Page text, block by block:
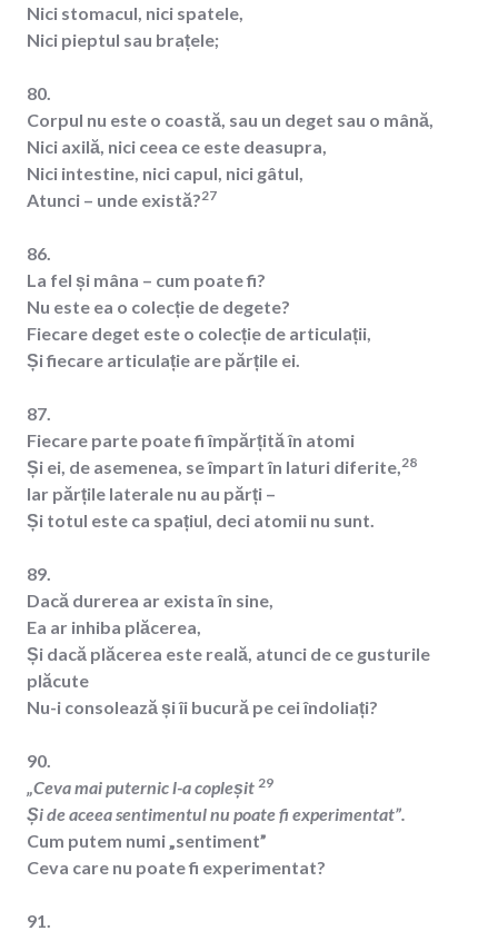
Nici stomacul, nici spatele,
Nici pieptul sau brațele;
80.
Corpul nu este o coastă, sau un deget sau o mână,
Nici axilă, nici ceea ce este deasupra,
Nici intestine, nici capul, nici gâtul,
Atunci – unde există?27
86.
La fel și mâna – cum poate fi?
Nu este ea o colecție de degete?
Fiecare deget este o colecție de articulații,
Și fiecare articulație are părțile ei.
87.
Fiecare parte poate fi împărțită în atomi
Și ei, de asemenea, se împart în laturi diferite,28
Iar părțile laterale nu au părți –
Și totul este ca spațiul, deci atomii nu sunt.
89.
Dacă durerea ar exista în sine,
Ea ar inhiba plăcerea,
Și dacă plăcerea este reală, atunci de ce gusturile
plăcute
Nu-i consolează și îi bucură pe cei îndoliați?
90.
„Ceva mai puternic l-a copleșit 29
Și de aceea sentimentul nu poate fi experimentat”.
Cum putem numi „sentiment”
Ceva care nu poate fi experimentat?
91.